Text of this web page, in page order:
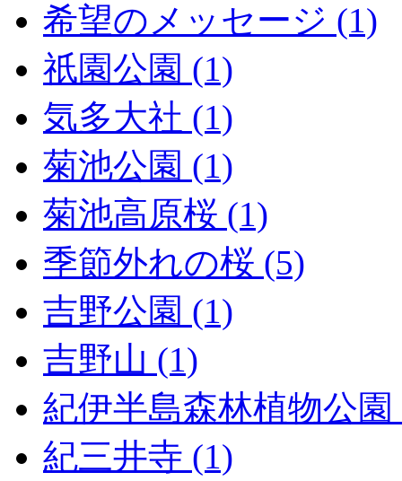
希望のメッセージ (1)
祇園公園 (1)
気多大社 (1)
菊池公園 (1)
菊池高原桜 (1)
季節外れの桜 (5)
吉野公園 (1)
吉野山 (1)
紀伊半島森林植物公園
紀三井寺 (1)